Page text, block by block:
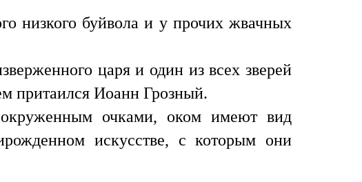
низкого буйвола и у прочих жвачных
царя и один из всех зверей
притаился Иоанн Грозный.
очками, оком имеют вид
искусстве, с которым они